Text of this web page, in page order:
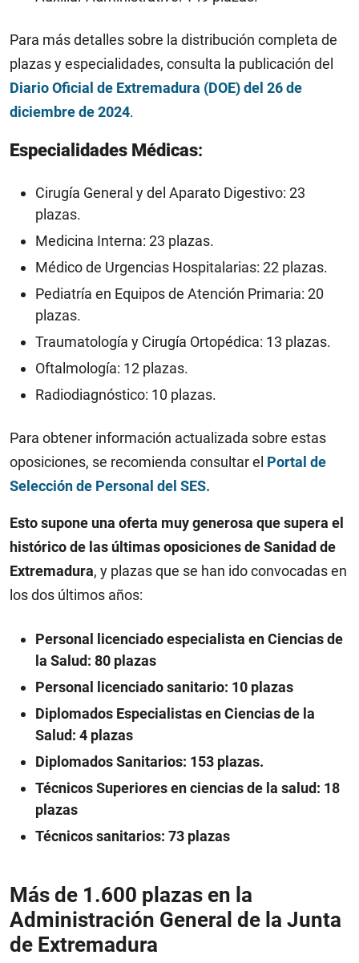
Para más detalles sobre la distribución completa de
plazas y especialidades, consulta la publicación del
Diario Oficial de Extremadura (DOE) del 26 de
diciembre de 2024.
Especialidades Médicas:
Cirugía General y del Aparato Digestivo: 23
plazas.​
Medicina Interna: 23 plazas.​
Médico de Urgencias Hospitalarias: 22 plazas.​
Pediatría en Equipos de Atención Primaria: 20
plazas.​
Traumatología y Cirugía Ortopédica: 13 plazas.​
Oftalmología: 12 plazas.​
Radiodiagnóstico: 10 plazas.
Para obtener información actualizada sobre estas
oposiciones, se recomienda consultar el Portal de
Selección de Personal del SES.
Esto supone una oferta muy generosa que supera el
histórico de las últimas oposiciones de Sanidad de
Extremadura, y plazas que se han ido convocadas en
los dos últimos años:
Personal licenciado especialista en Ciencias de
la Salud: 80 plazas
Personal licenciado sanitario: 10 plazas
Diplomados Especialistas en Ciencias de la
Salud: 4 plazas
Diplomados Sanitarios: 153 plazas.
Técnicos Superiores en ciencias de la salud: 18
plazas
Técnicos sanitarios: 73 plazas
Más de 1.600 plazas en la
Administración General de la Junta
de Extremadura